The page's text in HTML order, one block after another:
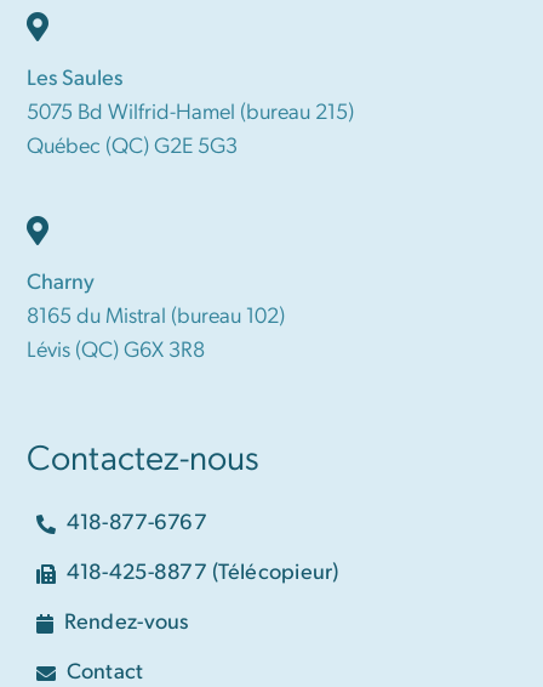
Les Saules
5075 Bd Wilfrid-Hamel (bureau 215)
Québec (QC) G2E 5G3
Charny
8165 du Mistral (bureau 102)
Lévis (QC) G6X 3R8
Contactez-nous
418-877-6767
418-425-8877 (Télécopieur)
Rendez-vous
Contact